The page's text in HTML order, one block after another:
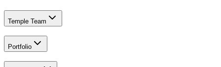
Temple Team
Portfolio